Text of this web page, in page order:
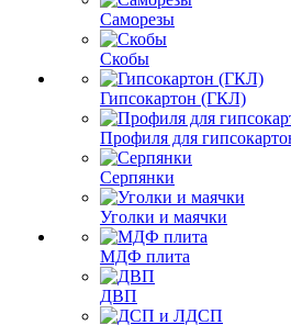
Саморезы
Скобы
Гипсокартон (ГКЛ)
Профиля для
Серпянки
Уголки и маячки
МДФ плита
ДВП